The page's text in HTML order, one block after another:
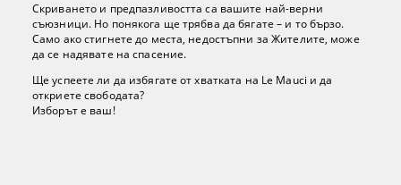
Скриването и предпазливостта са вашите най-верни
съюзници. Но понякога ще трябва да бягате – и то бързо.
Само ако стигнете до места, недостъпни за Жителите, може
да се надявате на спасение.
Ще успеете ли да избягате от хватката на Le Mauci и да
откриете свободата?
Изборът е ваш!